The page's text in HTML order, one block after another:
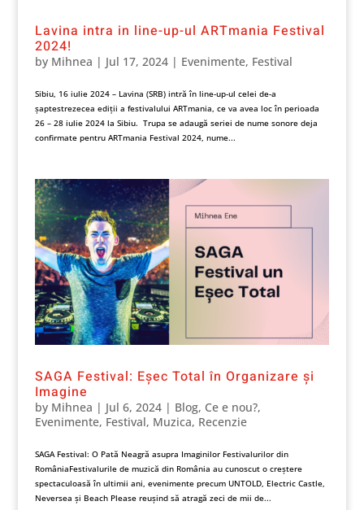
Lavina intra in line-up-ul ARTmania Festival
2024!
by Mihnea | Jul 17, 2024| Evenimente, Festival
Sibiu, 16 iulie 2024 – Lavina (SRB) intră în line-up-ul celei de-a
șaptestrezecea ediții a festivalului ARTmania, ce va avea loc în perioada
26 – 28 iulie 2024 la Sibiu. Trupa se adaugă seriei de nume sonore deja
confirmate pentru ARTmania Festival 2024, nume...
SAGA Festival: Eșec Total în Organizare și
Imagine
by Mihnea | Jul 6, 2024| Blog, Ce e nou?,
Evenimente, Festival, Muzica, Recenzie
SAGA Festival: O Pată Neagră asupra Imaginilor Festivalurilor din
RomâniaFestivalurile de muzică din România au cunoscut o creștere
spectaculoasă în ultimii ani, evenimente precum UNTOLD, Electric Castle,
Neversea și Beach Please reușind să atragă zeci de mii de...